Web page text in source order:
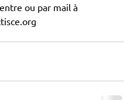
ou par mail à